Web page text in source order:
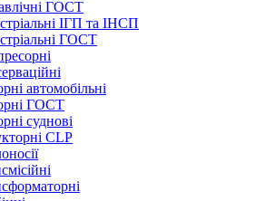
ГОСТ
ІГП та ІНСП
ГОСТ
автомобільні
ГОСТ
суднові
CLP